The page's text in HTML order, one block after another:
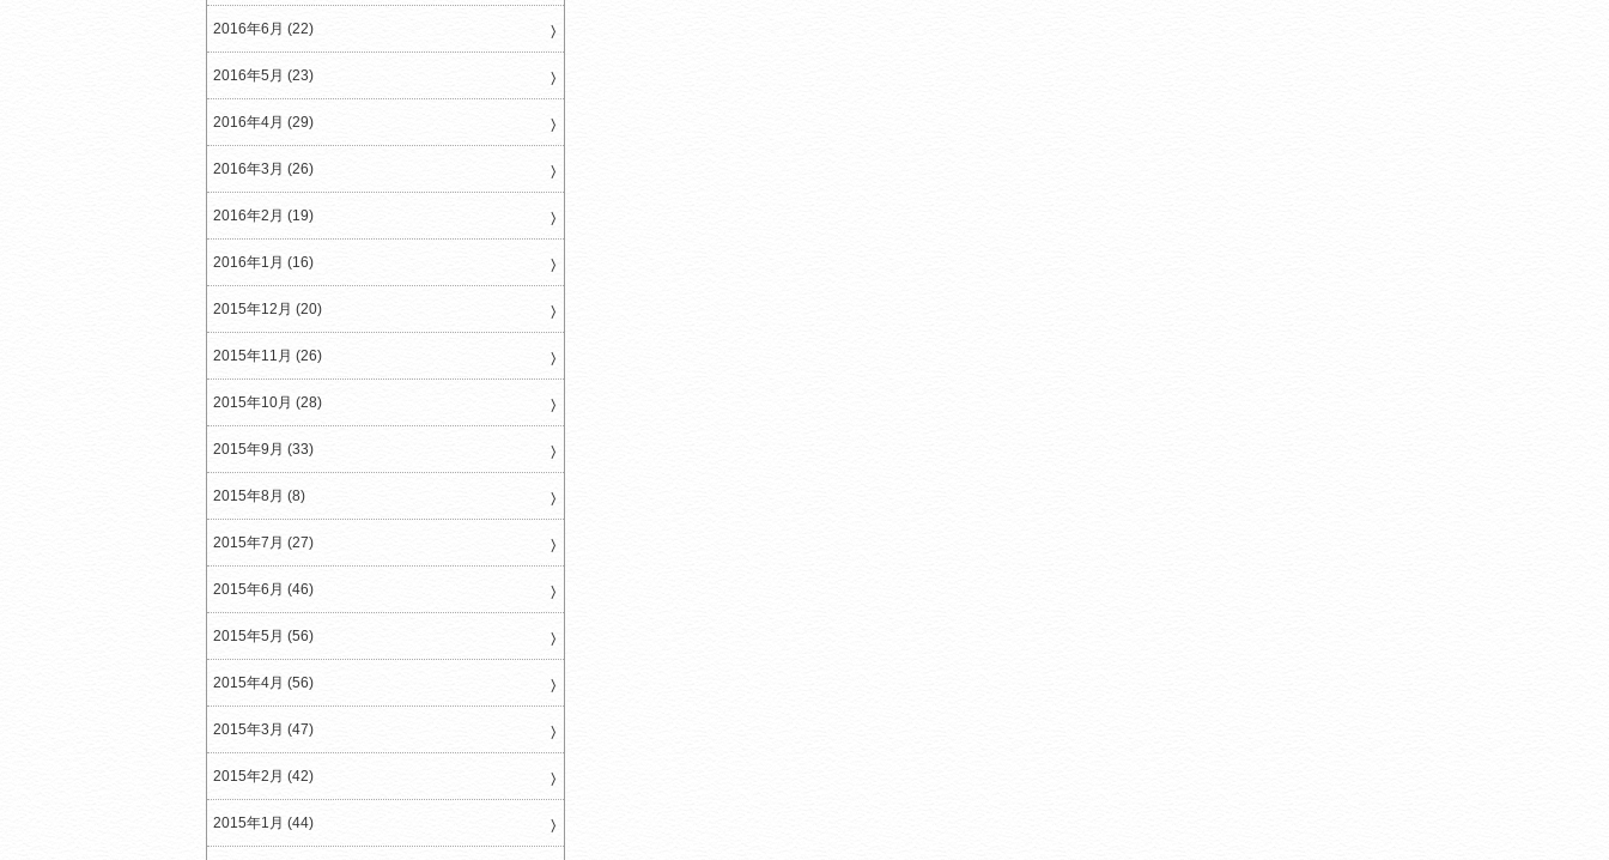
2016年6月 (22)
2016年5月 (23)
2016年4月 (29)
2016年3月 (26)
2016年2月 (19)
2016年1月 (16)
2015年12月 (20)
2015年11月 (26)
2015年10月 (28)
2015年9月 (33)
2015年8月 (8)
2015年7月 (27)
2015年6月 (46)
2015年5月 (56)
2015年4月 (56)
2015年3月 (47)
2015年2月 (42)
2015年1月 (44)